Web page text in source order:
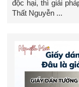
độc hại, thì giải
Thất Nguyễn ...